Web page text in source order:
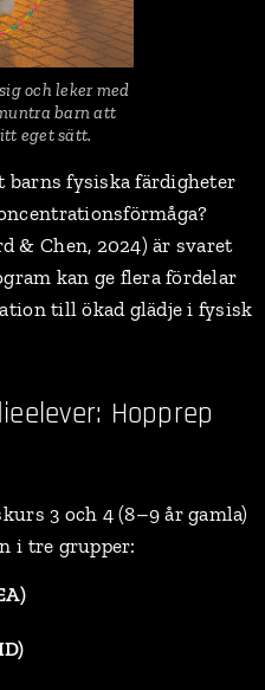
och leker med
barn att
eget sätt.
barns fysiska färdigheter
& Chen, 2024) är svaret
kan ge flera fördelar
till ökad glädje i fysisk
Hopprep
3 och 4 (8–9 år gamla)
i tre grupper: